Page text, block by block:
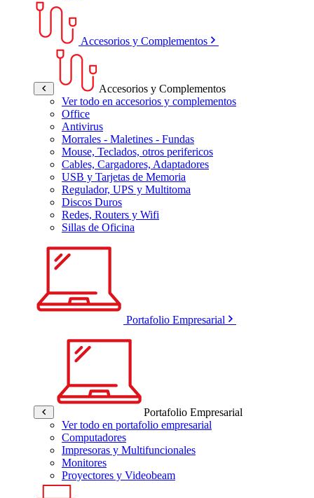
Accesorios y Complementos
Accesorios y Complementos
Ver todo en accesorios y complementos
Office
Antivirus
Morrales - Maletines - Fundas
Mouse, Teclados, otros perifericos
Cables, Cargadores, Adaptadores
USB y Tarjetas de Memoria
Regulador, UPS y Multitoma
Discos Duros
Redes, Routers y Wifi
Sillas de Oficina
Portafolio Empresarial
Portafolio Empresarial
Ver todo en portafolio empresarial
Computadores
Impresoras y Multifuncionales
Monitores
Proyectores y Videobeam